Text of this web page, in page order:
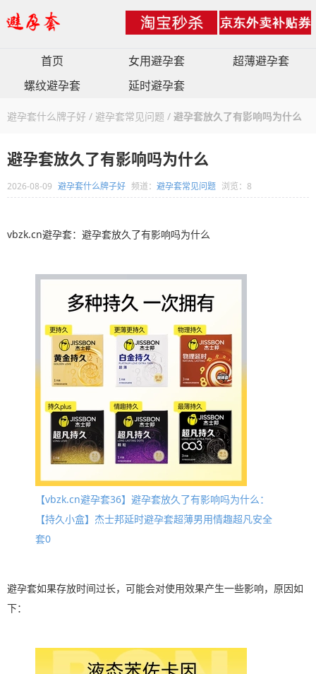
首页 女用避孕套
超薄避孕套
螺纹避孕套
延时避孕套
避孕套什么牌子好 / 避孕套常见问题 / 避孕套放久了有影响吗为什么
避孕套放久了有影响吗为什么
2026-08-09 避孕套什么牌子好 频道： 避孕套常见问题 浏览：8
vbzk.cn避孕套：避孕套放久了有影响吗为什么
【vbzk.cn避孕套36】避孕套放久了有影响吗为什么：
【持久小盒】杰士邦延时避孕套超薄男用情趣超凡安全
套0
避孕套如果存放时间过长，可能会对使用效果产生一些影响，原因如
下：